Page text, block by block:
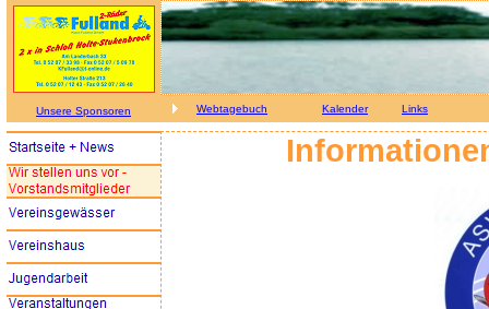
Unsere Sponsoren Webtagebuch Kalender Links